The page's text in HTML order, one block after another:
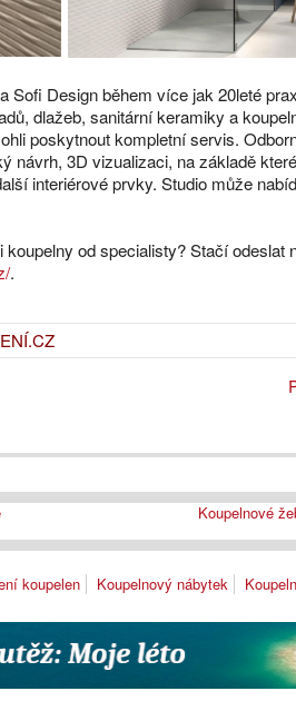
Sofi Design během více jak 20leté
dlažeb, sanitární keramiky a
poskytnout kompletní servis.
návrh, 3D vizualizaci, na základě
interiérové prvky. Studio může
od specialisty? Stačí odeslat
.
Koupelnové
koupelen Koupelnový nábytek